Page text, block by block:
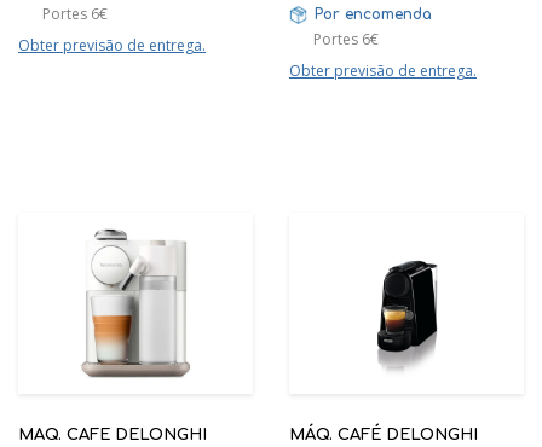
Portes 6€
Obter previsão de entrega.
Por encomenda
Portes 6€
Obter previsão de entrega.
MAQ. CAFE DELONGHI
MÁQ. CAFÉ DELONGHI